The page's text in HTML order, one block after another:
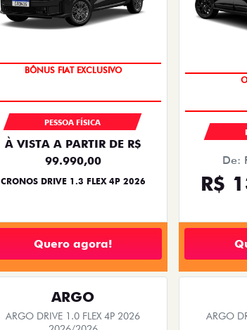
SUPER DESCONTO
PESSOA FÍSICA
À VISTA A PARTIR DE R$
99.990,00
CRONOS DRIVE 1.3 FLEX 4P 2026
Quero agora!
De:
R$
ARGO
ARGO DRIVE 1.0 FLEX 4P 2026
ARGO